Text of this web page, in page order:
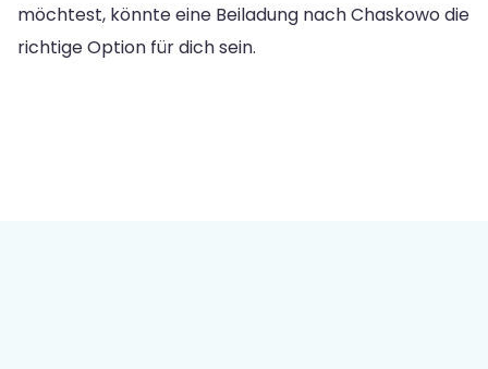
möchtest, könnte eine Beiladung nach Chaskowo die
richtige Option für dich sein.